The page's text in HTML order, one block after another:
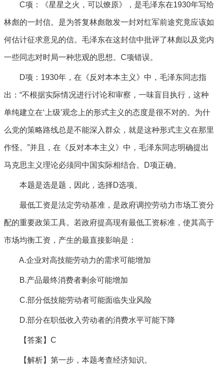
C项：《星星之火，可以燎原》，是毛泽东在1930年写给
林彪的一封信。是为答复林彪散发一封对红军前途究竟应该如
何估计征求意见的信。毛泽东在这封信中批评了林彪以及党内
一些同志对时局一种悲观的思想。C项错误。
D项：1930年，在《反对本本主义》中，毛泽东同志指
出：“不根据实际情况进行讨论和审察，一味盲目执行，这种
单纯建立在‘上级’观念上的形式主义的态度是很不对的。为什
么党的策略路线总是不能深入群众，就是这种形式主义在那里
作怪。”并且，在《反对本本主义》中，毛泽东同志明确提出
马克思主义理论必须同中国实际相结合。D项正确。
本题是选是题，因此，选择D选项。
最低工资是法定劳动基准，是政府调控劳动力市场工资分
配的重要政策工具。若政府提高现有最低工资标准，使其高于
市场均衡工资，产生的最直接影响是：
A.企业对高技能劳动力的需求可能增加
B.产品最终消费者剩余可能增加
C.部分低技能劳动者可能面临失业风险
D.部分在职低收入劳动者的消费水平可能下降
【答案】C
【解析】第一步，本题考查经济知识。